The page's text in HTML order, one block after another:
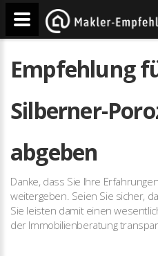
Empfehlung
Silberner-
abgeben
Danke, dass Sie Ihre
weitergeben. Seien Sie sicher,
Sie leisten damit einen
der Immobilienberatung